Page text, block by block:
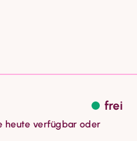
frei
heute verfügbar oder